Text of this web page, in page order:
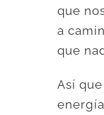
que
a
que
Así